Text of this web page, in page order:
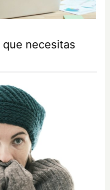
necesitas